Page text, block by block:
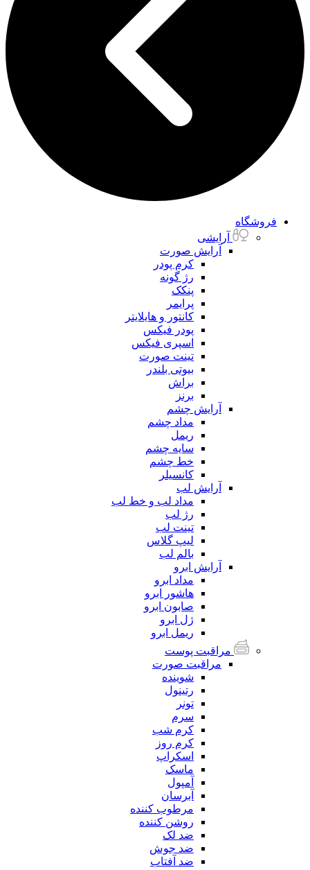
فروشگاه
آرایشی
آرایش صورت
کرم پودر
رژ گونه
پنکک
پرایمر
کانتور و هایلایتر
پودر فیکس
اسپری فیکس
تینت صورت
بیوتی بلندر
براش
برنز
آرایش چشم
مداد چشم
ریمل
سایه چشم
خط چشم
کانسیلر
آرایش لب
مداد لب و خط لب
رژ لب
تینت لب
لیپ گلاس
بالم لب
آرایش ابرو
مداد ابرو
هاشور ابرو
صابون ابرو
ژل ابرو
ریمل ابرو
مراقبت پوست
مراقبت صورت
شوینده
رتینول
تونر
سرم
کرم شب
کرم روز
اسکراپ
ماسک
آمپول
آبرسان
مرطوب کننده
روشن کننده
ضد لک
ضد جوش
ضد آفتاب